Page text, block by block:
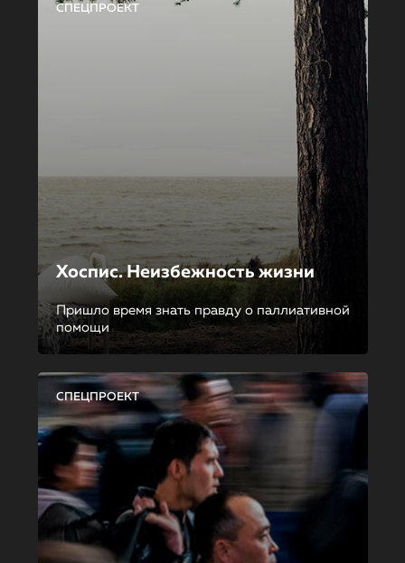
СПЕЦПРОЕКТ
Хоспис. Неизбежность жизни
Пришло время знать правду о паллиативной
помощи
СПЕЦПРОЕКТ